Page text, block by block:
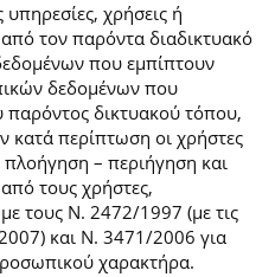
χρήσεις ή
τον παρόντα διαδικτυακό
που εμπίπτουν
δεδομένων που
δικτυακού τόπου,
κατά περίπτωση οι χρήστες
– περιήγηση και
τους χρήστες,
τους Ν. 2472/1997 (με τις
και Ν. 3471/2006 για
χαρακτήρα.